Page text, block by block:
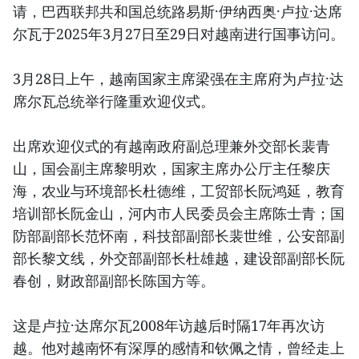
请，巴西联邦共和国总统路易斯·伊纳西奥·卢拉·达席
尔瓦于2025年3月27日至29日对越南进行国事访问。
3月28日上午，越南国家主席梁强在主席府为卢拉·达
席尔瓦总统举行隆重欢迎仪式。
出席欢迎仪式的有越南政府副总理兼外交部长裴青
山，国会副主席黎明欢，国家主席办公厅主任黎庆
海，农业与环境部长杜德维，工贸部长阮鸿延，教育
培训部长阮金山，河内市人民委员会主席陈士青；国
防部副部长范怀南，科技部副部长裴世维，公安部副
部长黎文线，外交部副部长杜雄越，建设部副部长阮
春创，财政部副部长陈国方等。
这是卢拉·达席尔瓦2008年访越后时隔17年再次访
越。他对越南怀有深厚的感情和钦佩之情，曾经走上